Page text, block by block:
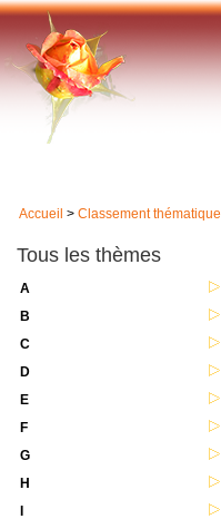
Accueil > Classement thématique
Tous les thèmes
A
B
C
D
E
F
G
H